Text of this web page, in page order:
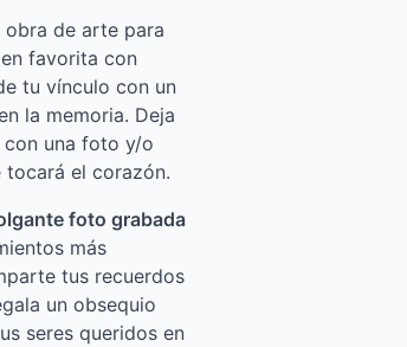
obra de arte para
favorita con
tu vínculo con un
la memoria. Deja
una foto y/o
el corazón.
foto grabada
más
tus recuerdos
un obsequio
seres queridos en